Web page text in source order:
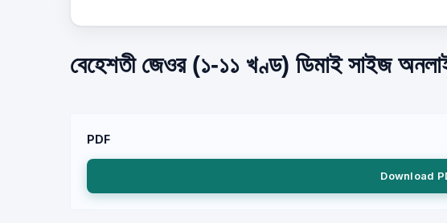
বেহেশতী জেওর (১-১১ খণ্ড) ডিমাই সাইজ
PDF
Download